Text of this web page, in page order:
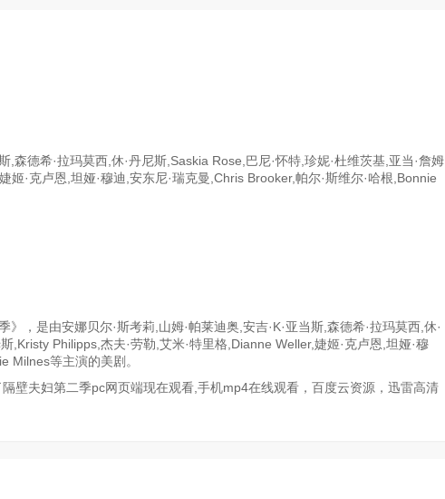
,森德希·拉玛莫西,休·丹尼斯,Saskia Rose,巴尼·怀特,珍妮·杜维茨基,亚当·詹姆
·克卢恩,坦娅·穆迪,安东尼·瑞克曼,Chris Brooker,帕尔·斯维尔·哈根,Bonnie
，是由安娜贝尔·斯考莉,山姆·帕莱迪奥,安吉·K·亚当斯,森德希·拉玛莫西,休·
,Kristy Philipps,杰夫·劳勒,艾米·特里格,Dianne Weller,婕姬·克卢恩,坦娅·穆
Milnes等主演的美剧。
壁夫妇第二季pc网页端现在观看,手机mp4在线观看，百度云资源，迅雷高清